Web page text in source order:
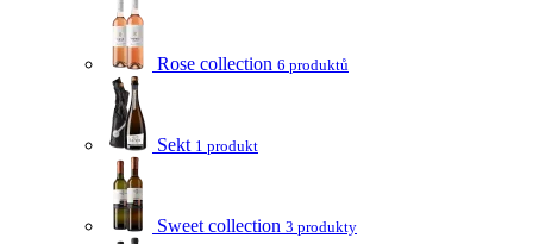
Rose collection 6 produktů
Sekt 1 produkt
Sweet collection 3 produkty